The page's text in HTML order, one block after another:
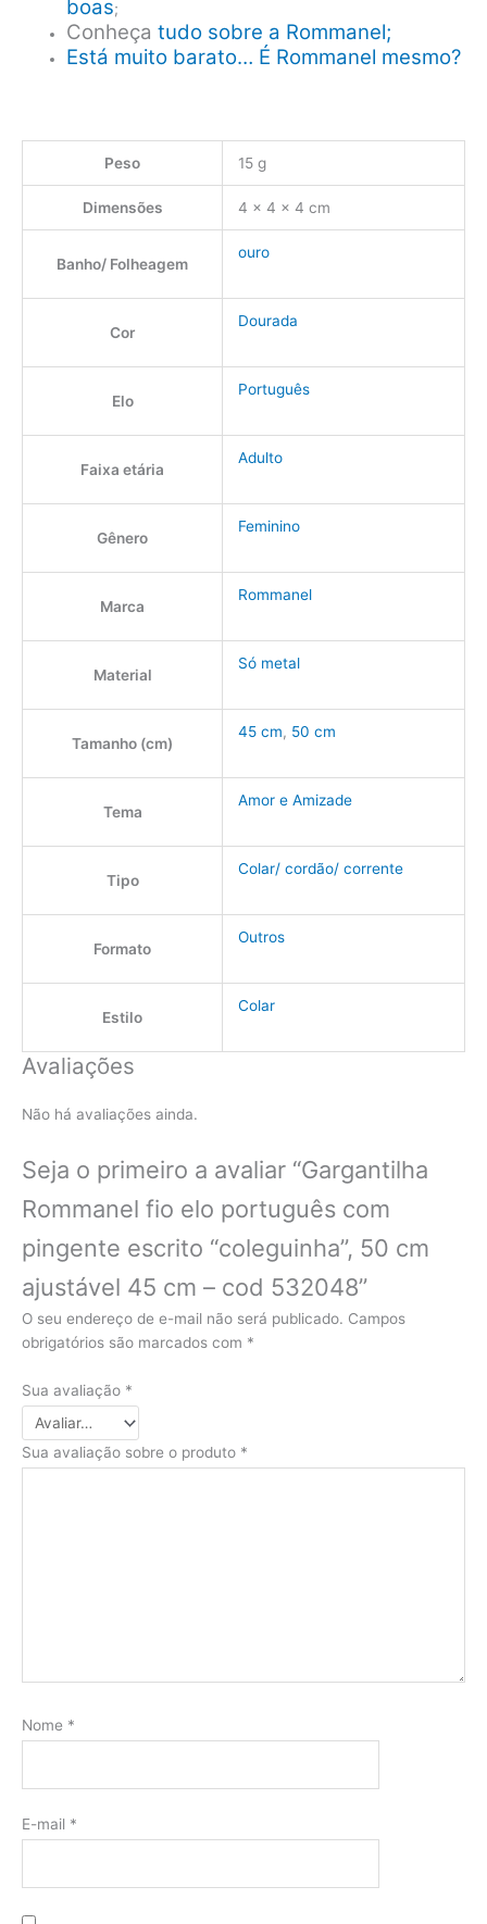
boas;
Conheçatudo sobre a Rommanel;
Está muito barato… É Rommanel mesmo?
Peso 15 g
Dimensões 4 × 4 × 4 cm
Banho/ Folheagem
ouro
Cor
Dourada
Elo
Português
Faixa etária
Adulto
Gênero
Feminino
Marca
Rommanel
Material
Só metal
Tamanho (cm)
45 cm, 50 cm
Tema
Amor e Amizade
Tipo
Colar/ cordão/ corrente
Formato
Outros
Estilo
Colar
Avaliações
Não há avaliações ainda.
Seja o primeiro a avaliar “Gargantilha
Rommanel fio elo português com
pingente escrito “coleguinha”, 50 cm
ajustável 45 cm – cod 532048”
O seu endereço de e-mail não será publicado. Campos
obrigatórios são marcados com *
Sua avaliação *
Sua avaliação sobre o produto *
Nome *
E-mail *